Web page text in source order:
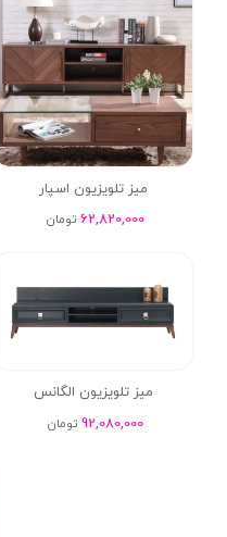
میز تلویزیون اسپار
62,820,000 تومان
میز تلویزیون الگانس
92,080,000 تومان